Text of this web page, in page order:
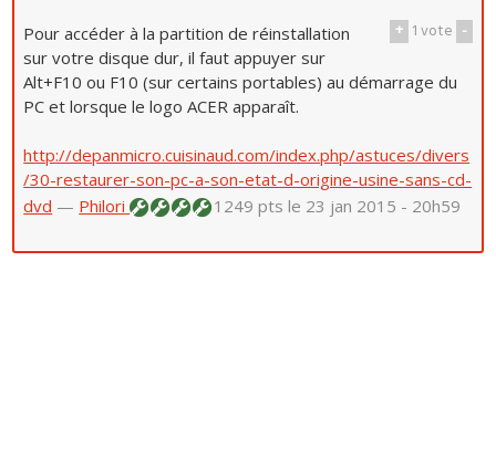
+ 1vote -
Pour accéder à la partition de réinstallation
sur votre disque dur, il faut appuyer sur
Alt+F10 ou F10 (sur certains portables) au démarrage du
PC et lorsque le logo ACER apparaît.
http://depanmicro.cuisinaud.com/index.php/astuces/divers
/30-restaurer-son-pc-a-son-etat-d-origine-usine-sans-cd-
dvd — Philori 1249 ptsle 23 jan 2015 - 20h59